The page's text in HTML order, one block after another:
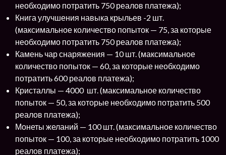
необходимо потратить 750 реалов платежа);
Книга улучшения навыка крыльев -2 шт.
(максимальное количество попыток — 75, за которые
необходимо потратить 750 реалов платежа);
Камень чар снаряжения — 10 шт. (максимальное
количество попыток — 60, за которые необходимо
потратить 600 реалов платежа);
Кристаллы — 4000 шт. (максимальное количество
попыток — 50, за которые необходимо потратить 500
реалов платежа);
Монеты желаний — 100 шт. (максимальное количество
попыток — 100, за которые необходимо потратить 1000
реалов платежа);